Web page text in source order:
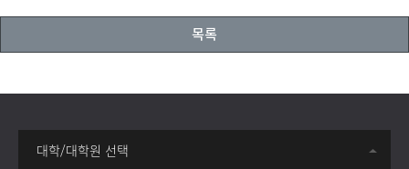
목록
대학/대학원 선택